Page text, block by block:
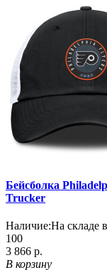
Бейсболка
Trucker
Наличие:На
100
3 866 р.
В корзину